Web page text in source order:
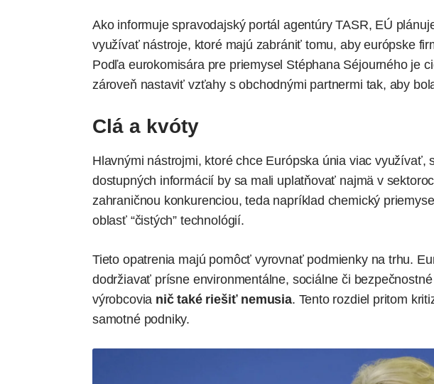
Ako informujespravodajský portál agentúry TASR, EÚ
využívať nástroje, ktoré majú zabrániť tomu, aby európske
Podľa eurokomisára pre priemysel Stéphana Séjourného je
zároveň nastaviť vzťahy s obchodnými partnermi tak, aby
Clá a kvóty
Hlavnými nástrojmi, ktoré chce Európska únia viac využívať,
dostupných informácií by sa mali uplatňovať najmä v
zahraničnou konkurenciou, teda napríklad chemický
oblasť “čistých” technológií.
Tieto opatrenia majú pomôcť vyrovnať podmienky na trhu.
dodržiavať prísne environmentálne, sociálne či
výrobcovia nič také riešiť nemusia. Tento rozdiel pritom
samotné podniky.